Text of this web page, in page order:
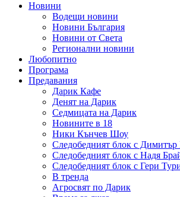
Новини
Водещи новини
Новини България
Новини от Света
Регионални новини
Любопитно
Програма
Предавания
Дарик Кафе
Денят на Дарик
Седмицата на Дарик
Новините в 18
Ники Кънчев Шоу
Следобедният блок с Димитър
Следобедният блок с Надя
Следобедният блок с Гери
В тренда
Агросвят по Дарик